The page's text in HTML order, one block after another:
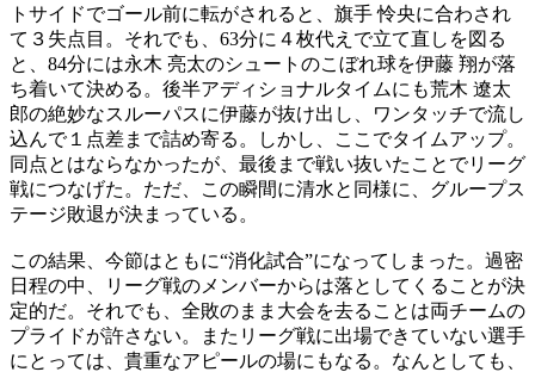
トサイドでゴール前に転がされると、旗手 怜央に合わされ
て３失点目。それでも、63分に４枚代えで立て直しを図る
と、84分には永木 亮太のシュートのこぼれ球を伊藤 翔が落
ち着いて決める。後半アディショナルタイムにも荒木 遼太
郎の絶妙なスルーパスに伊藤が抜け出し、ワンタッチで流し
込んで１点差まで詰め寄る。しかし、ここでタイムアップ。
同点とはならなかったが、最後まで戦い抜いたことでリーグ
戦につなげた。ただ、この瞬間に清水と同様に、グループス
テージ敗退が決まっている。
この結果、今節はともに“消化試合”になってしまった。過密
日程の中、リーグ戦のメンバーからは落としてくることが決
定的だ。それでも、全敗のまま大会を去ることは両チームの
プライドが許さない。またリーグ戦に出場できていない選手
にとっては、貴重なアピールの場にもなる。なんとしても、